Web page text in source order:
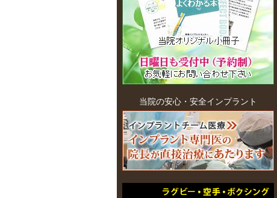
当院の安心・安全インプラント